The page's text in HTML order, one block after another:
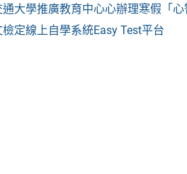
大學推廣教育中心心辦理寒假「心
定線上自學系統Easy Test平台